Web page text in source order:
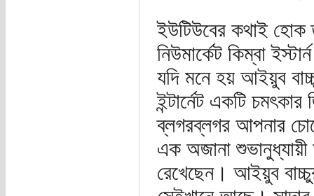
ইউটিউবের কথাই হোক
নিউমার্কেট কিম্বা
যদি মনে হয় আইয়ুব
ইন্টার্নেট একটি
ব্লগরব্লগর আপনার
এক অজানা
রেখেছেন। আইয়ুব